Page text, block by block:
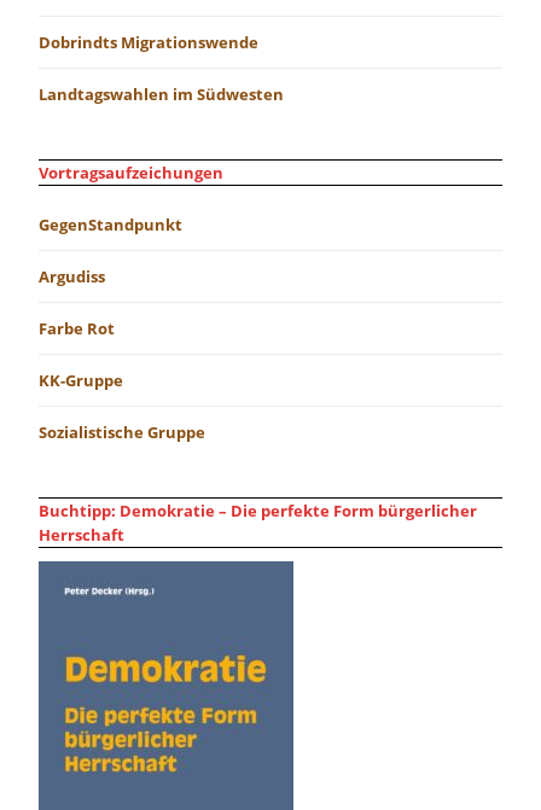
Dobrindts Migrationswende
Landtagswahlen im Südwesten
Vortragsaufzeichungen
GegenStandpunkt
Argudiss
Farbe Rot
KK-Gruppe
Sozialistische Gruppe
Buchtipp: Demokratie – Die perfekte Form bürgerlicher
Herrschaft